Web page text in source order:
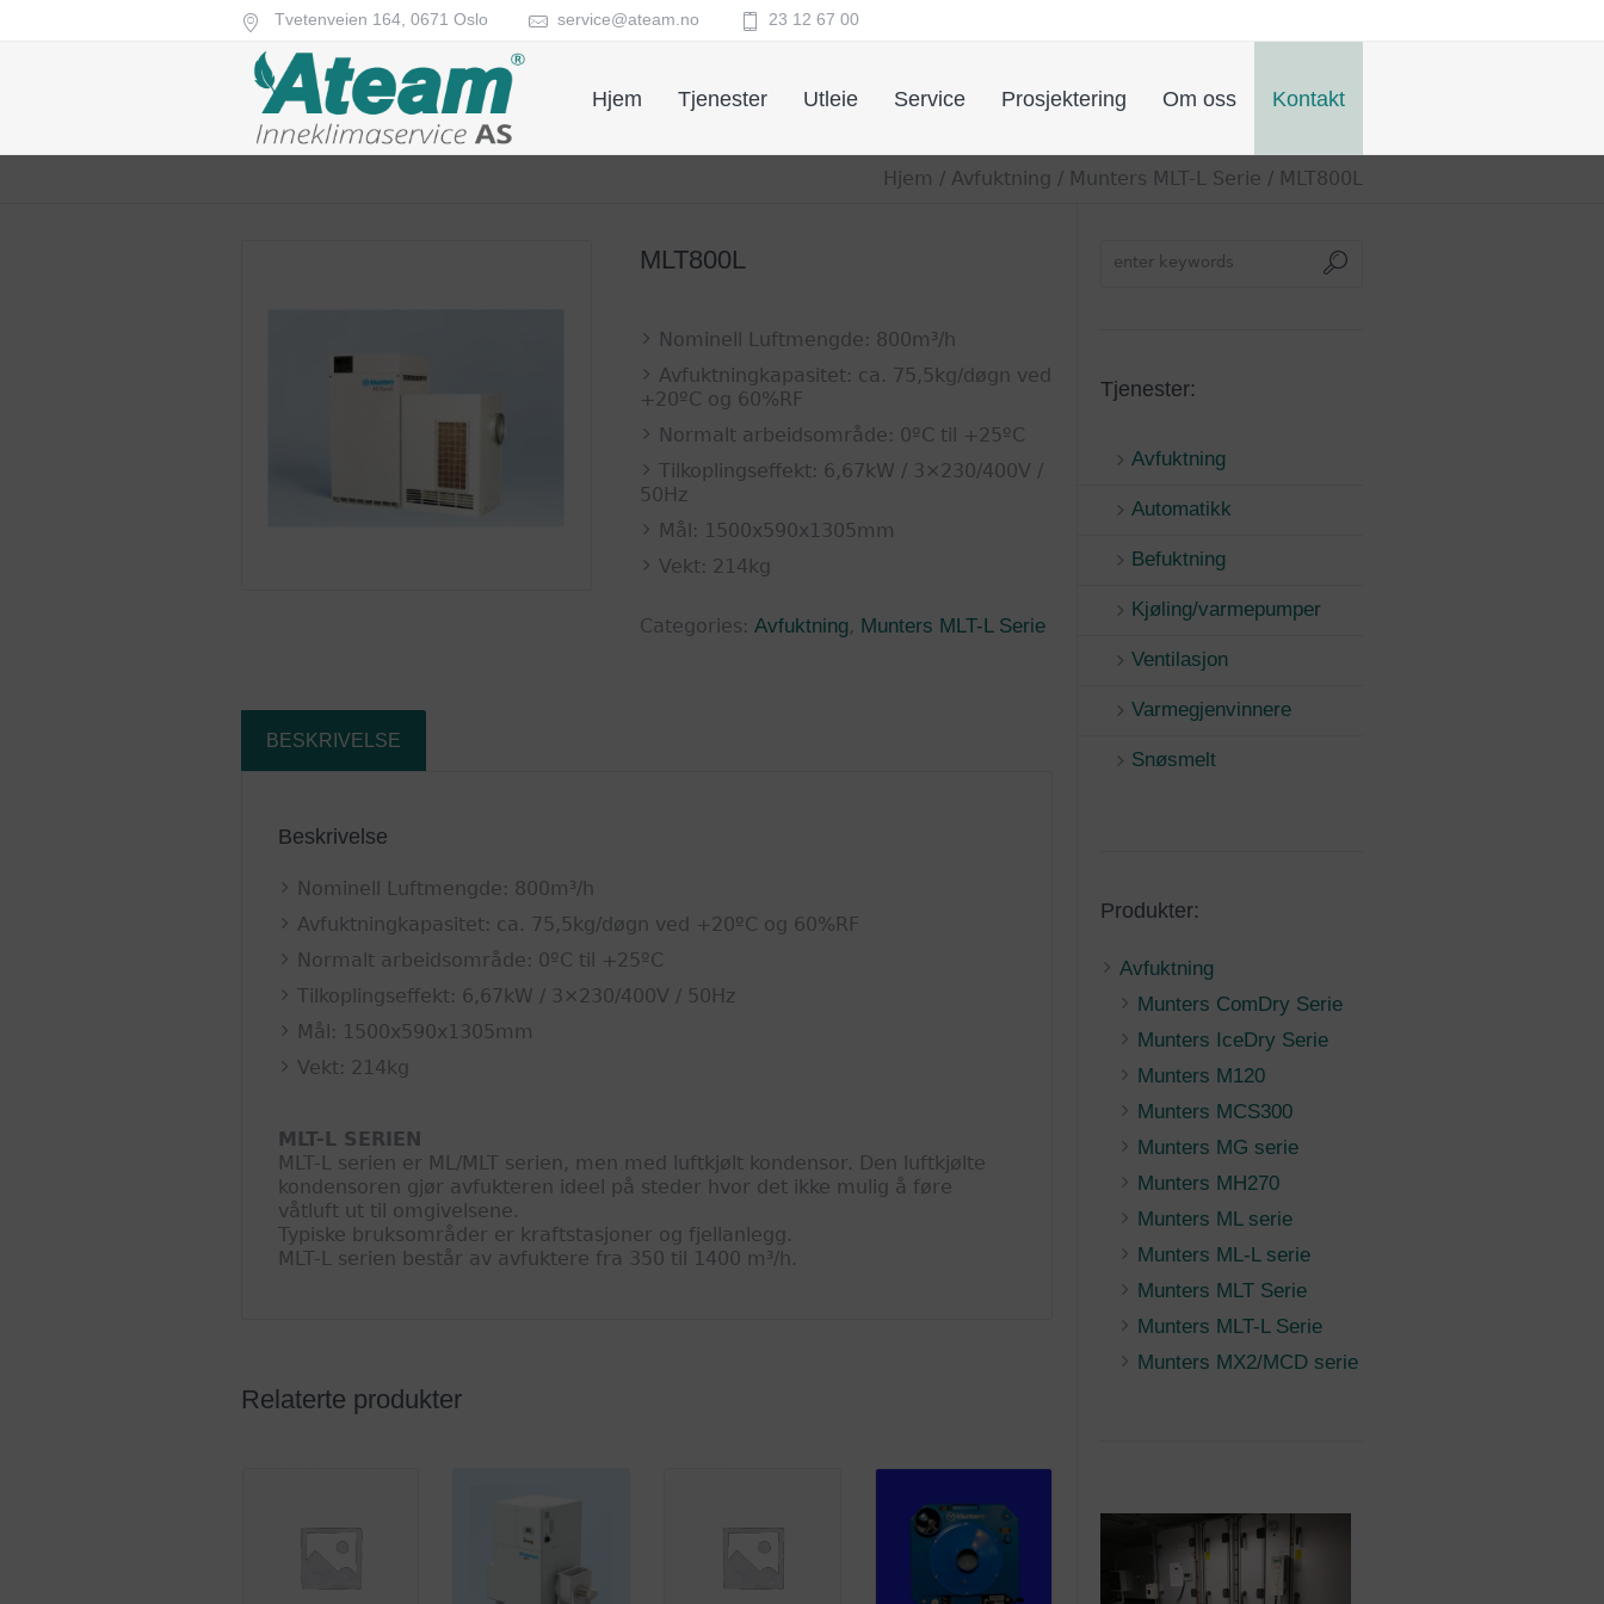
Tvetenveien 164, 0671 Oslo service@ateam.no 23 12 67 00
Hjem Tjenester Utleie Service Prosjektering Om oss Kontakt
Hjem / Avfuktning / Munters MLT-L Serie / MLT800L
MLT800L
Nominell Luftmengde: 800m³/h
Avfuktningkapasitet: ca. 75,5kg/døgn ved
+20ºC og 60%RF
Normalt arbeidsområde: 0ºC til +25ºC
Tilkoplingseffekt: 6,67kW / 3×230/400V /
50Hz
Mål: 1500x590x1305mm
Vekt: 214kg
Categories: Avfuktning, Munters MLT-L Serie
BESKRIVELSE
Beskrivelse
Nominell Luftmengde: 800m³/h
Avfuktningkapasitet: ca. 75,5kg/døgn ved +20ºC og 60%RF
Normalt arbeidsområde: 0ºC til +25ºC
Tilkoplingseffekt: 6,67kW / 3×230/400V / 50Hz
Mål: 1500x590x1305mm
Vekt: 214kg
MLT-L SERIEN
MLT-L serien er ML/MLT serien, men med luftkjølt kondensor. Den luftkjølte
kondensoren gjør avfukteren ideel på steder hvor det ikke mulig å føre
våtluft ut til omgivelsene.
Typiske bruksområder er kraftstasjoner og fjellanlegg.
MLT-L serien består av avfuktere fra 350 til 1400 m³/h.
Relaterte produkter
Tjenester:
Avfuktning
Automatikk
Befuktning
Kjøling/varmepumper
Ventilasjon
Varmegjenvinnere
Snøsmelt
Produkter:
Avfuktning
Munters ComDry Serie
Munters IceDry Serie
Munters M120
Munters MCS300
Munters MG serie
Munters MH270
Munters ML serie
Munters ML-L serie
Munters MLT Serie
Munters MLT-L Serie
Munters MX2/MCD serie